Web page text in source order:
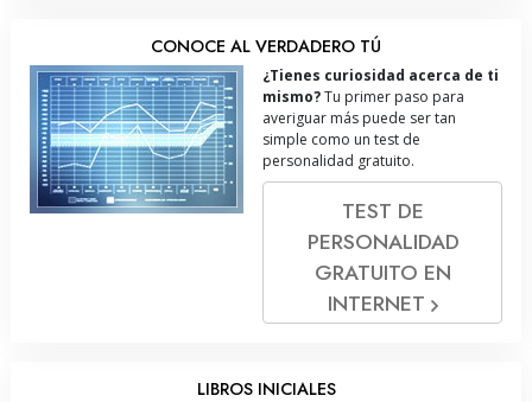
CONOCE AL VERDADERO TÚ
¿Tienes curiosidad acerca de ti
mismo?Tu primer paso para
averiguar más puede ser tan
simple como un test de
personalidad gratuito.
TEST DE
PERSONALIDAD
GRATUITO EN
INTERNET
LIBROS INICIALES